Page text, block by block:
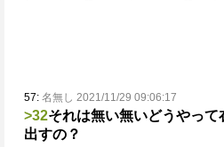
57: 名無し 2021/11/29 09:06:17
>32それは無い無いどうやって
出すの？